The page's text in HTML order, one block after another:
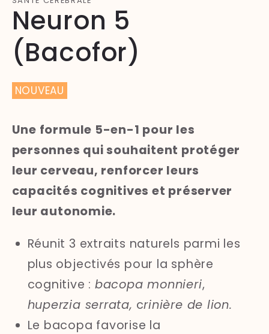
Neuron 5
(Bacofor)
NOUVEAU
Une formule 5-en-1 pour les
personnes qui souhaitent protéger
leur cerveau, renforcer leurs
capacités cognitives et préserver
leur autonomie.
Réunit 3 extraits naturels parmi les
plus objectivés pour la sphère
cognitive : bacopa monnieri,
huperzia serrata, crinière de lion.
Le bacopa favorise la